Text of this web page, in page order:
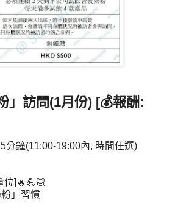
」訪問(1月份) [💰報酬:
分鐘(11:00-19:00內, 時間任選)
位]🔥💪🏻
」習慣